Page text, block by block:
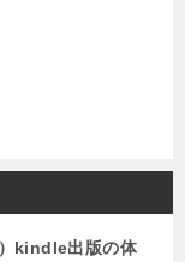
kindle出版の体